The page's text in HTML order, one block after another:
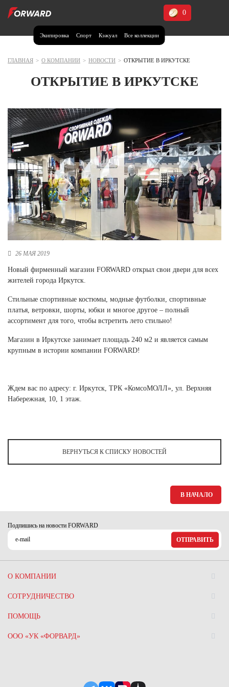
Экипировка Спорт Кэжуал Все коллекции
0
Москва и МО
Волгоградская область (1)
Воронежская область (1)
Иркутская область (2)
Калининградская область (1)
Кемеровская область (2)
Краснодарский край (5)
Красноярский край (5)
Курская область (1)
Москва и МО (14)
Нижегородская область (1)
Новосибирская область (3)
Омская область (5)
Республика Башкортостан (3)
Республика Крым (1)
Республика Татарстан (2)
Ростовская область (2)
Самарская область (1)
Санкт-Петербург и ЛО (3)
Саратовская область (1)
Ставропольский край (5)
ГЛАВНАЯ > О КОМПАНИИ > НОВОСТИ > ОТКРЫТИЕ В ИРКУТСКЕ
ОТКРЫТИЕ В ИРКУТСКЕ
26 МАЯ 2019
Новый фирменный магазин FORWARD открыл свои двери для всех
жителей города Иркутск.
Стильные спортивные костюмы, модные футболки, спортивные
платья, ветровки, шорты, юбки и многое другое – полный
ассортимент для того, чтобы встретить лето стильно!
Магазин в Иркутске занимает площадь 240 м2 и является самым
крупным в истории компании FORWARD!
Ждем вас по адресу: г. Иркутск, ТРК «КомсоМОЛЛ», ул. Верхняя
Набережная, 10, 1 этаж.
ВЕРНУТЬСЯ К СПИСКУ НОВОСТЕЙ
В НАЧАЛО
Подпишись на новости FORWARD
ОТПРАВИТЬ
О КОМПАНИИ
СОТРУДНИЧЕСТВО
ПОМОЩЬ
ООО «УК «ФОРВАРД»